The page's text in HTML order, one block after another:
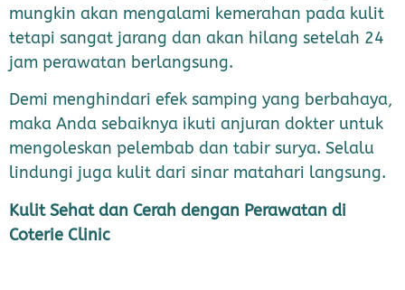
mungkin akan mengalami kemerahan pada kulit
tetapi sangat jarang dan akan hilang setelah 24
jam perawatan berlangsung.
Demi menghindari efek samping yang berbahaya,
maka Anda sebaiknya ikuti anjuran dokter untuk
mengoleskan pelembab dan tabir surya. Selalu
lindungi juga kulit dari sinar matahari langsung.
Kulit Sehat dan Cerah dengan Perawatan di
Coterie Clinic